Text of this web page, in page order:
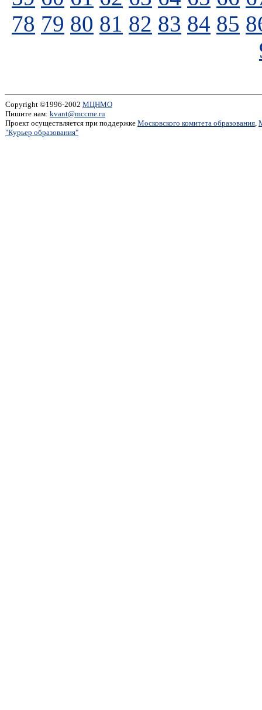
78 79 80 81 82 83 84 85
Copyright ©1996-2002 МЦНМО
Пишите нам: kvant@mccme.ru
Проект осуществляется при поддержке Московского комитета образования,
"Курьер образования"